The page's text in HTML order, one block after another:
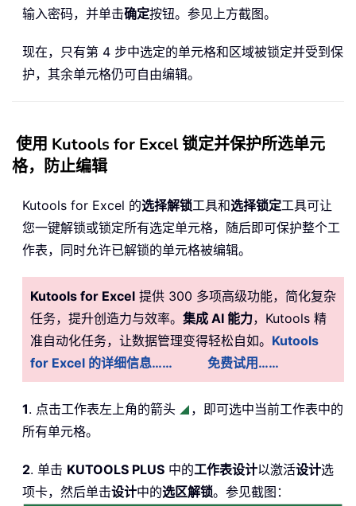
输入密码，并单击确定按钮。参见上方截图。
现在，只有第 4 步中选定的单元格和区域被锁定并受到保
护，其余单元格仍可自由编辑。
使用 Kutools for Excel 锁定并保护所选单元
格，防止编辑
Kutools for Excel 的选择解锁工具和选择锁定工具可让
您一键解锁或锁定所有选定单元格，随后即可保护整个工
作表，同时允许已解锁的单元格被编辑。
Kutools for Excel 提供 300 多项高级功能，简化复杂
任务，提升创造力与效率。 集成 AI 能力，Kutools 精
准自动化任务，让数据管理变得轻松自如。 Kutools
for Excel 的详细信息……
免费试用……
1. 点击工作表左上角的箭头
，即可选中当前工作表中的
所有单元格。
2. 单击 KUTOOLS PLUS 中的工作表设计以激活设计选
项卡，然后单击设计中的选区解锁。参见截图：